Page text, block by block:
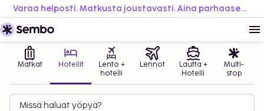
Varaa helposti. Matkusta joustavasti. Aina parhaaseen hintaan.
Matkat Hotellit
Lento +
hotelli
Lennot
Lautta +
Hotelli
Multi-
stop
Missä haluat yöpyä?